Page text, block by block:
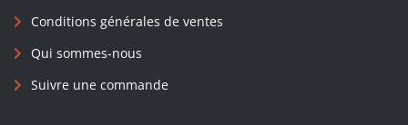
Conditions générales de ventes
Qui sommes-nous
Suivre une commande